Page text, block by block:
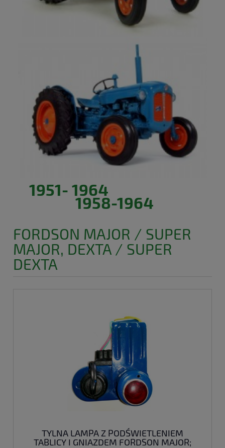
1951- 1964
1958-1964
FORDSON MAJOR / SUPER
MAJOR, DEXTA / SUPER
DEXTA
TYLNA LAMPA Z PODŚWIETLENIEM
TABLICY I GNIAZDEM FORDSON MAJOR;